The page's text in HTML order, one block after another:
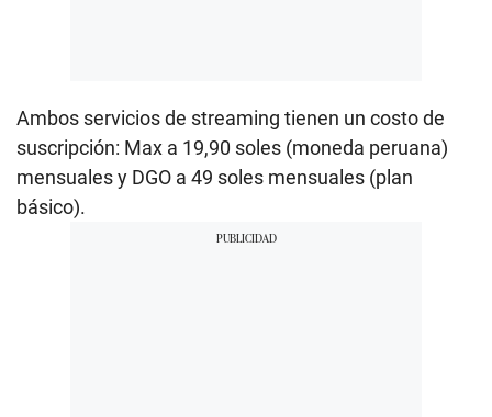
Ambos servicios de streaming tienen un costo de
suscripción: Max a 19,90 soles (moneda peruana)
mensuales y DGO a 49 soles mensuales (plan
básico).